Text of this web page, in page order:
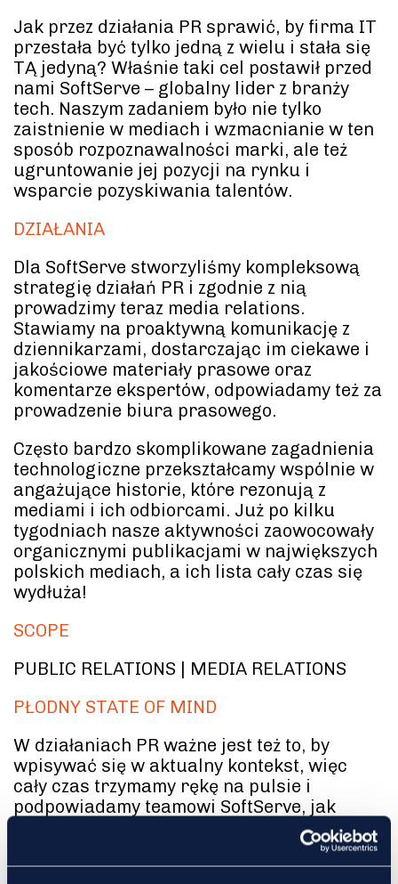
Jak przez działania PR sprawić, by firma IT
przestała być tylko jedną z wielu i stała się
TĄ jedyną? Właśnie taki cel postawił przed
nami SoftServe – globalny lider z branży
tech. Naszym zadaniem było nie tylko
zaistnienie w mediach i wzmacnianie w ten
sposób rozpoznawalności marki, ale też
ugruntowanie jej pozycji na rynku i
wsparcie pozyskiwania talentów.
DZIAŁANIA
Dla SoftServe stworzyliśmy kompleksową
strategię działań PR i zgodnie z nią
prowadzimy teraz media relations.
Stawiamy na proaktywną komunikację z
dziennikarzami, dostarczając im ciekawe i
jakościowe materiały prasowe oraz
komentarze ekspertów, odpowiadamy też za
prowadzenie biura prasowego.
Często bardzo skomplikowane zagadnienia
technologiczne przekształcamy wspólnie w
angażujące historie, które rezonują z
mediami i ich odbiorcami. Już po kilku
tygodniach nasze aktywności zaowocowały
organicznymi publikacjami w największych
polskich mediach, a ich lista cały czas się
wydłuża!
SCOPE
PUBLIC RELATIONS | MEDIA RELATIONS
PŁODNY STATE OF MIND
W działaniach PR ważne jest też to, by
wpisywać się w aktualny kontekst, więc
cały czas trzymamy rękę na pulsie i
podpowiadamy teamowi SoftServe, jak
możemy nawiązywać do aktualnych
wydarzeń. Tak było np. w maju 2025 r.,
kiedy wspólnie z jednym z ekspertów firmy